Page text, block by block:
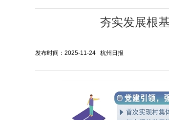
夯实发展根
发布时间：2025-11-24 杭州日报